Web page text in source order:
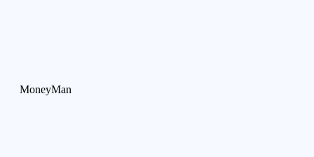
MoneyMan